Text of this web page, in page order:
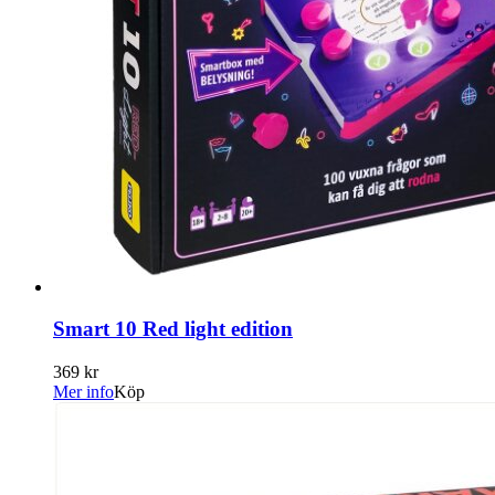
Smart 10 Red light edition
369 kr
Mer infoKöp